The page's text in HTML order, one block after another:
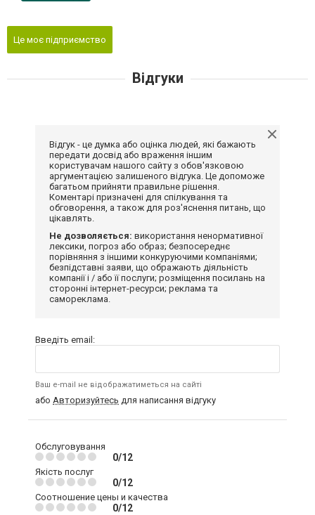
Це моє підприємство
Відгуки
Відгук - це думка або оцінка людей, які бажають
передати досвід або враження іншим
користувачам нашого сайту з обов'язковою
аргументацією залишеного відгука. Це допоможе
багатьом прийняти правильне рішення.
Коментарі призначені для спілкування та
обговорення, а також для роз'яснення питань, що
цікавлять.
Не дозволяється: використання ненормативної
лексики, погроз або образ; безпосереднє
порівняння з іншими конкуруючими компаніями;
безпідставні заяви, що ображають діяльність
компанії і / або її послуги; розміщення посилань на
сторонні інтернет-ресурси; реклама та
самореклама.
Введіть email:
Ваш e-mail не відображатиметься на сайті
або Авторизуйтесь для написання відгуку
Обслуговування
0/12
Якість послуг
0/12
Соотношение цены и качества
0/12